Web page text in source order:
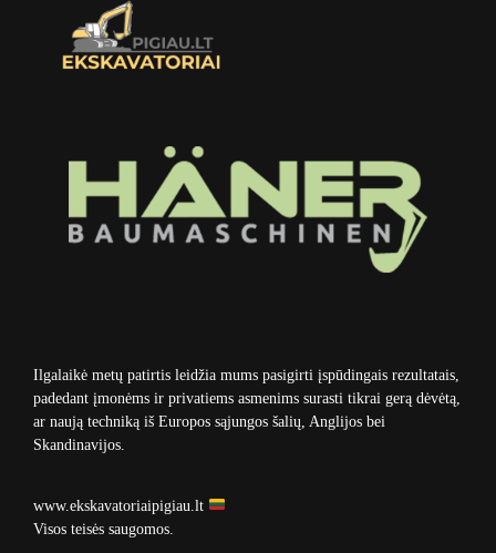
Ilgalaikė metų patirtis leidžia mums pasigirti įspūdingais rezultatais,
padedant įmonėms ir privatiems asmenims surasti tikrai gerą dėvėtą,
ar naują techniką iš Europos sąjungos šalių, Anglijos bei
Skandinavijos.
www.ekskavatoriaipigiau.lt
Visos teisės saugomos.